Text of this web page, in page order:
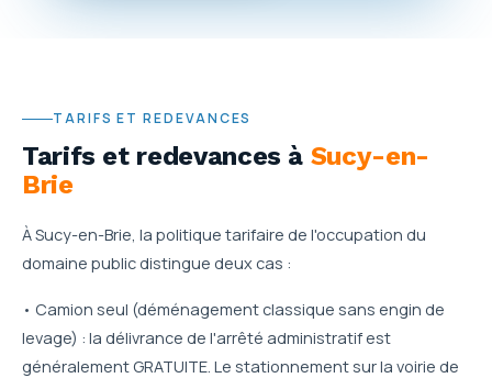
TARIFS ET REDEVANCES
Tarifs et redevances à Sucy-en-
Brie
À Sucy-en-Brie, la politique tarifaire de l'occupation du
domaine public distingue deux cas :
• Camion seul (déménagement classique sans engin de
levage) : la délivrance de l'arrêté administratif est
généralement GRATUITE. Le stationnement sur la voirie de